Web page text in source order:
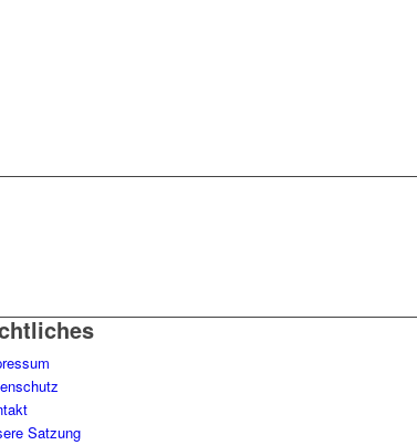
Satzung